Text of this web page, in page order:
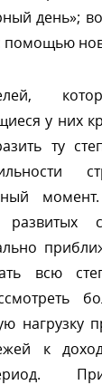
день»;
у них
ту
всю
нагрузку
к